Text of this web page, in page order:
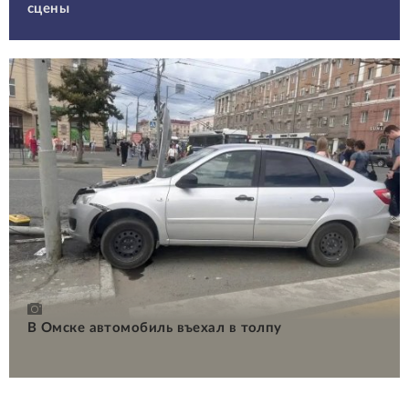
сцены
В Омске автомобиль въехал в толпу